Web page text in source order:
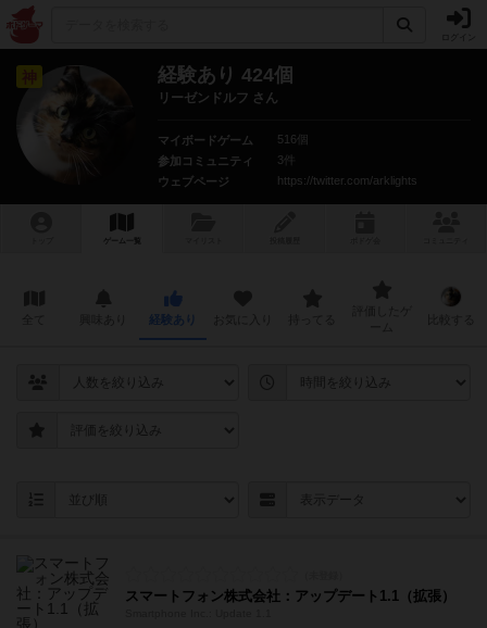
神 経験あり 424個
リーゼンドルフ さん
マイボードゲーム
516個
参加コミュニティ
3件
ウェブページ
https://twitter.com/arklights
ゲーム一覧
経験あり
スマートフォン株式会社：アップデート1.1（拡張）